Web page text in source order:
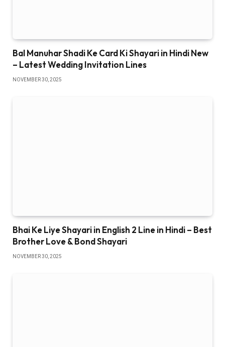
Bal Manuhar Shadi Ke Card Ki Shayari in Hindi New
– Latest Wedding Invitation Lines
NOVEMBER 30, 2025
Bhai Ke Liye Shayari in English 2 Line in Hindi – Best
Brother Love & Bond Shayari
NOVEMBER 30, 2025